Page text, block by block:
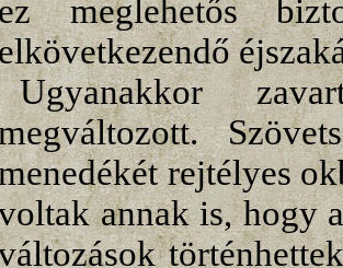
meglehetős
Ugyanakkor
rejtélyes
annak is, hogy